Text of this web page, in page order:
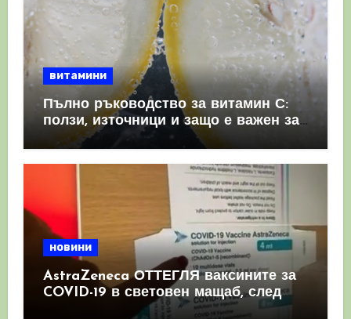
витамини
Пълно ръководство за витамин С:
ползи, източници и защо е важен за
имунната система
новини
AstraZeneca ОТТЕГЛЯ ваксините за
COVID-19 в световен мащаб, след
като призна, че те причиняват